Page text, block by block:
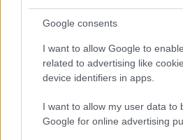
Google consents
I want to allow Google to
related to advertising like
device identifiers in apps.
I want to allow my user data to
Google for online advertising